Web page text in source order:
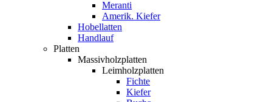
Meranti
Amerik. Kiefer
Hobellatten
Handlauf
Platten
Massivholzplatten
Leimholzplatten
Fichte
Kiefer